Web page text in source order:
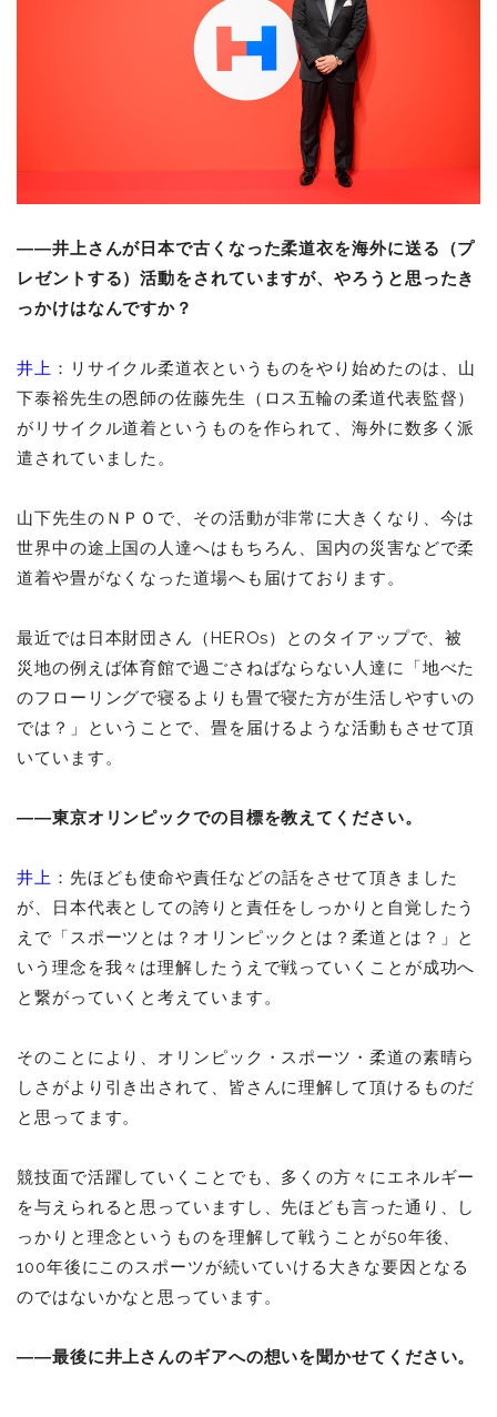
――井上さんが日本で古くなった柔道衣を海外に送る（プ
レゼントする）活動をされていますが、やろうと思ったき
っかけはなんですか？
井上 ：リサイクル柔道衣というものをやり始めたのは、山
下泰裕先生の恩師の佐藤先生（ロス五輪の柔道代表監督）
がリサイクル道着というものを作られて、海外に数多く派
遣されていました。
山下先生のＮＰＯで、その活動が非常に大きくなり、今は
世界中の途上国の人達へはもちろん、国内の災害などで柔
道着や畳がなくなった道場へも届けております。
最近では日本財団さん（HEROs）とのタイアップで、被
災地の例えば体育館で過ごさねばならない人達に「地べた
のフローリングで寝るよりも畳で寝た方が生活しやすいの
では？」ということで、畳を届けるような活動もさせて頂
いています。
――東京オリンピックでの目標を教えてください。
井上 ：先ほども使命や責任などの話をさせて頂きました
が、日本代表としての誇りと責任をしっかりと自覚したう
えで「スポーツとは？オリンピックとは？柔道とは？」と
いう理念を我々は理解したうえで戦っていくことが成功へ
と繋がっていくと考えています。
そのことにより、オリンピック・スポーツ・柔道の素晴ら
しさがより引き出されて、皆さんに理解して頂けるものだ
と思ってます。
競技面で活躍していくことでも、多くの方々にエネルギー
を与えられると思っていますし、先ほども言った通り、し
っかりと理念というものを理解して戦うことが50年後、
100年後にこのスポーツが続いていける大きな要因となる
のではないかなと思っています。
――最後に井上さんのギアへの想いを聞かせてください。